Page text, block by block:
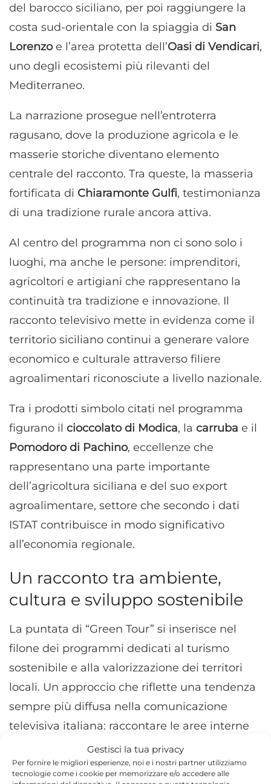
Gestisci la tua privacy
Per fornire le migliori esperienze, noi e i nostri partner utilizziamo
tecnologie come i cookie per memorizzare e/o accedere alle
del barocco siciliano, per poi raggiungere la
costa sud-orientale con la spiaggia di San
Lorenzoe l’area protetta dell’Oasi di Vendicari,
uno degli ecosistemi più rilevanti del
Mediterraneo.
La narrazione prosegue nell’entroterra
ragusano, dove la produzione agricola e le
masserie storiche diventano elemento
centrale del racconto. Tra queste, la masseria
fortificata di Chiaramonte Gulfi, testimonianza
di una tradizione rurale ancora attiva.
Al centro del programma non ci sono solo i
luoghi, ma anche le persone: imprenditori,
agricoltori e artigiani che rappresentano la
continuità tra tradizione e innovazione. Il
racconto televisivo mette in evidenza come il
territorio siciliano continui a generare valore
economico e culturale attraverso filiere
agroalimentari riconosciute a livello nazionale.
Tra i prodotti simbolo citati nel programma
figurano il cioccolato di Modica, la carruba e il
Pomodoro di Pachino, eccellenze che
rappresentano una parte importante
dell’agricoltura siciliana e del suo export
agroalimentare, settore che secondo i dati
ISTAT contribuisce in modo significativo
all’economia regionale.
Un racconto tra ambiente,
cultura e sviluppo sostenibile
La puntata di “Green Tour” si inserisce nel
filone dei programmi dedicati al turismo
sostenibile e alla valorizzazione dei territori
locali. Un approccio che riflette una tendenza
sempre più diffusa nella comunicazione
televisiva italiana: raccontare le aree interne
non solo come destinazioni turistiche, ma
come sistemi complessi di cultura, economia